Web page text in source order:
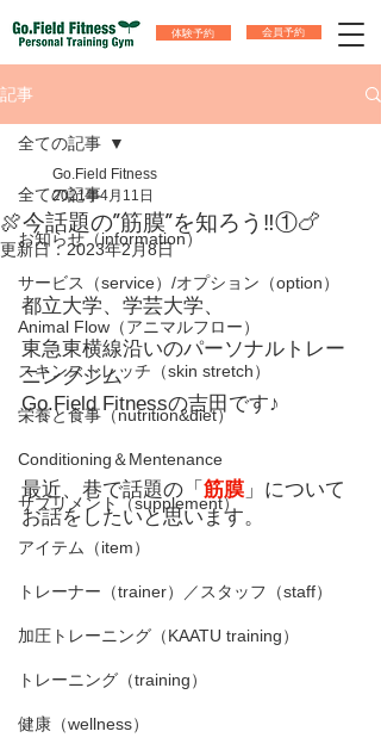
体験予約 会員予約
記事
全ての記事
お知らせ（information）
サービス（service）/オプション（option）
Animal Flow（アニマルフロー）
スキンストレッチ（skin stretch）
栄養と食事（nutrition&diet）
Conditioning＆Mentenance
サプリメント（supplement）
アイテム（item）
トレーナー（trainer）／スタッフ（staff）
加圧トレーニング（KAATU training）
トレーニング（training）
健康（wellness）
全ての記事
🍖今話題の”筋膜”を知ろう‼①🍗
Go.Field Fitness
2021年4月11日
更新日：2023年2月8日
都立大学、学芸大学、
東急東横線沿いのパーソナルトレー
ニングジム
Go.Field Fitnessの吉田です♪
最近、巷で話題の「 筋膜 」について
お話をしたいと思います。